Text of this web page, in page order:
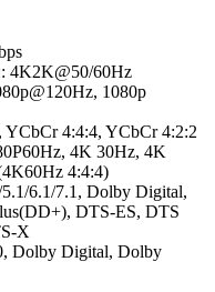
4K2K@50/60Hz
1080p
YCbCr 4:4:4, YCbCr 4:2:2
4K 30Hz, 4K
4:4:4)
6.1/7.1, Dolby Digital,
DTS-ES, DTS
X
Dolby Digital, Dolby